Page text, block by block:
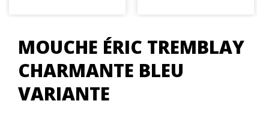
MOUCHE ÉRIC TREMBLAY
CHARMANTE BLEU
VARIANTE